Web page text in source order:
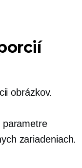
obrázkov.
parametre
zariadeniach.